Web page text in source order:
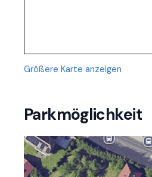
Größere Karte anzeigen
Parkmöglichkeit